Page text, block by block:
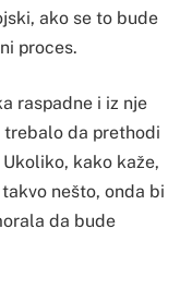
ako se to bude
proces.
raspadne i iz nje
trebalo da prethodi
kako kaže,
nešto, onda bi
da bude